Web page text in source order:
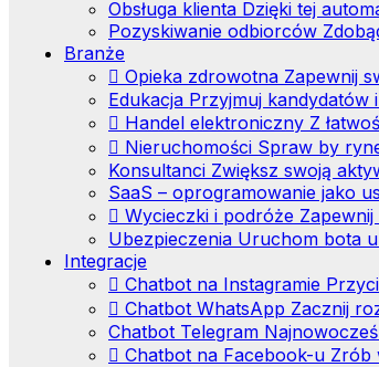
Obsługa klienta Dzięki tej
Pozyskiwanie odbiorców
Branże
Opieka zdrowotna Zapewnij
Edukacja Przyjmuj kandydatów
Handel elektroniczny Z
Nieruchomości Spraw by
Konsultanci Zwiększ swoją
SaaS – oprogramowanie jako
Wycieczki i podróże
Ubezpieczenia Uruchom bota
Integracje
Chatbot na Instagramie
Chatbot WhatsApp Zacznij
Chatbot Telegram
Chatbot na Facebook-u Zrób